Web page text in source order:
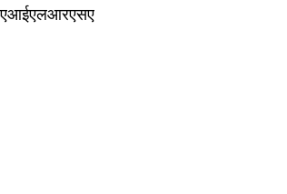
एआईएलआरएसए